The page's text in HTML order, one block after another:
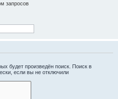
запросов
будет произведён поиск. Поиск в
если вы не отключили